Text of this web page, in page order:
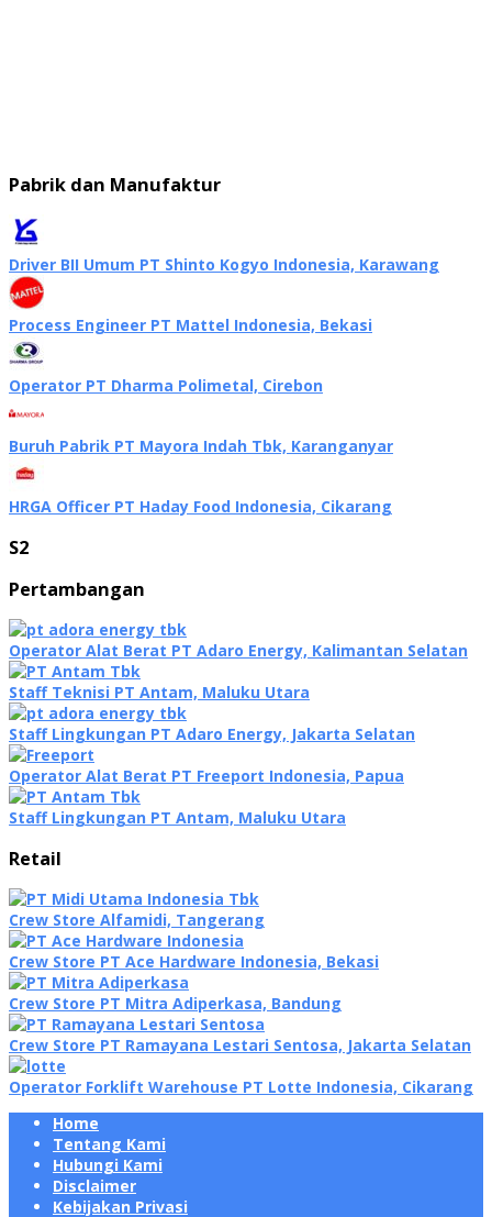
Pabrik dan Manufaktur
Driver BII Umum PT Shinto Kogyo Indonesia, Karawang
Process Engineer PT Mattel Indonesia, Bekasi
Operator PT Dharma Polimetal, Cirebon
Buruh Pabrik PT Mayora Indah Tbk, Karanganyar
HRGA Officer PT Haday Food Indonesia, Cikarang
S2
Pertambangan
Operator Alat Berat PT Adaro Energy, Kalimantan Selatan
Staff Teknisi PT Antam, Maluku Utara
Staff Lingkungan PT Adaro Energy, Jakarta Selatan
Operator Alat Berat PT Freeport Indonesia, Papua
Staff Lingkungan PT Antam, Maluku Utara
Retail
Crew Store Alfamidi, Tangerang
Crew Store PT Ace Hardware Indonesia, Bekasi
Crew Store PT Mitra Adiperkasa, Bandung
Crew Store PT Ramayana Lestari Sentosa, Jakarta Selatan
Operator Forklift Warehouse PT Lotte Indonesia, Cikarang
Home
Tentang Kami
Hubungi Kami
Disclaimer
Kebijakan Privasi